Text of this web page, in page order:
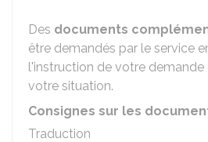
Des documents
être demandés par le service
l'instruction de votre
votre situation.
Consignes sur les
Traduction